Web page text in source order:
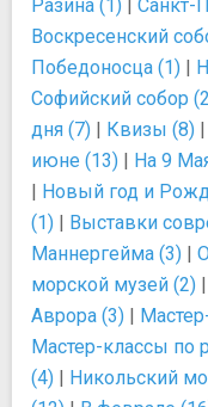
Разина (1) Санкт-
Воскресенский
Победоносца (1) |
Софийский собор
дня (7) | Квизы (8) |
июне (13) | На 9
| Новый год и
(1) | Выставки
Маннергейма (3) |
морской музей (2) |
Аврора (3) |
Мастер-классы по
(4) | Никольский